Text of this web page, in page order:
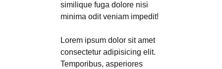
similique fuga dolore nisi
minima odit veniam impedit!
Lorem ipsum dolor sit amet
consectetur adipisicing elit.
Temporibus, asperiores